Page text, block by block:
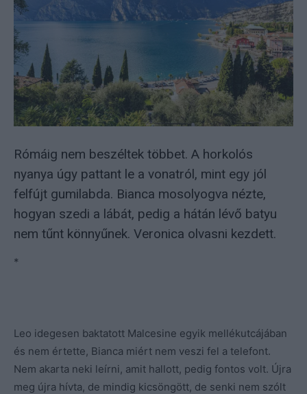
Rómáig nem beszéltek többet. A horkolós
nyanya úgy pattant le a vonatról, mint egy jól
felfújt gumilabda. Bianca mosolyogva nézte,
hogyan szedi a lábát, pedig a hátán lévő batyu
nem tűnt könnyűnek. Veronica olvasni kezdett.
*
Leo idegesen baktatott Malcesine egyik mellékutcájában
és nem értette, Bianca miért nem veszi fel a telefont.
Nem akarta neki leírni, amit hallott, pedig fontos volt. Újra
meg újra hívta, de mindig kicsöngött, de senki nem szólt